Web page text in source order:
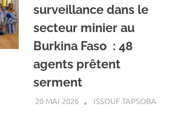
surveillance dans le
secteur minier au
Burkina Faso : 48
agents prêtent
serment
20 MAI 2026 ISSOUF TAPSOBAA LA